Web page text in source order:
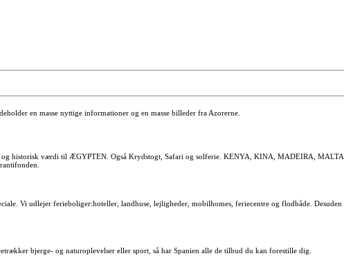
en masse nyttige informationer og en masse billeder fra Azorerne.
og historisk værdi til ÆGYPTEN. Også Krydstogt, Safari og solferie. KENYA, KINA, MADEIRA, MALTA.
Vi udlejer ferieboliger:hoteller, landhuse, lejligheder, mobilhomes, feriecentre og flodbåde. Desuden
bjerge- og naturoplevelser eller sport, så har Spanien alle de tilbud du kan forestille dig.